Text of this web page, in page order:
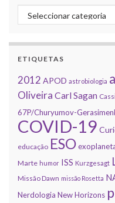
Categorias
ETIQUETAS
2012 APOD astrobiologia
Oliveira Carl Sagan
67P/Churyumov-
COVID-19
educação ESO
Marte humor ISS Kurzgesagt
Missão Dawn missão Rosetta
Nerdologia New Horizons